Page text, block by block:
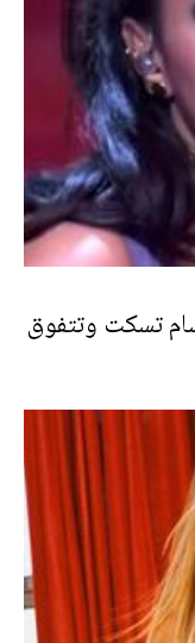
تسكت وتتفوق